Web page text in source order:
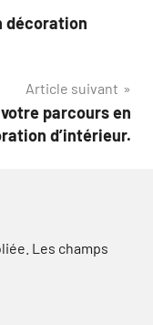
décoration
Article suivant
parcours en
d’intérieur.
Les champs